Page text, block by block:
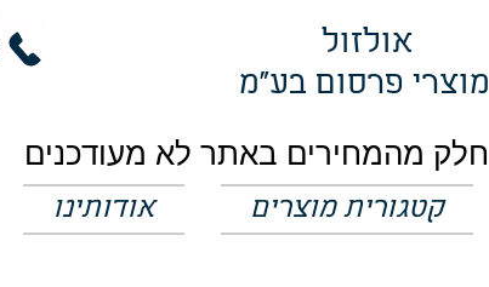
אולזול
מוצרי פרסום בע"מ
קטגורית מוצרים אודותינו